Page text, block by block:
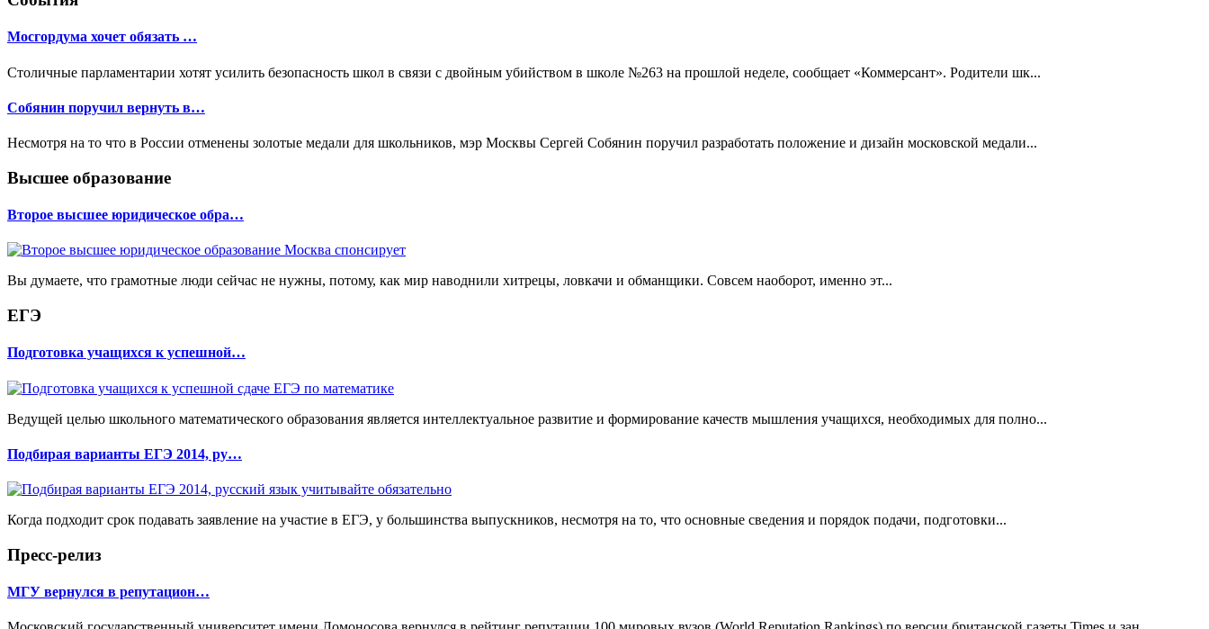
Мосгордума хочет обязать …
Столичные парламентарии хотят усилить безопасность школ в связи с двойным убийством в школе №263 на прошлой неделе, сообщает «Коммерсант». Родители шк...
Собянин поручил вернуть в…
Несмотря на то что в России отменены золотые медали для школьников, мэр Москвы Сергей Собянин поручил разработать положение и дизайн московской медали...
Высшее образование
Второе высшее юридическое обра…
Вы думаете, что грамотные люди сейчас не нужны, потому, как мир наводнили хитрецы, ловкачи и обманщики. Совсем наоборот, именно эт...
ЕГЭ
Подготовка учащихся к успешной…
Ведущей целью школьного математического образования является интеллектуальное развитие и формирование качеств мышления учащихся, необходимых для полно...
Подбирая варианты ЕГЭ 2014, ру…
Когда подходит срок подавать заявление на участие в ЕГЭ, у большинства выпускников, несмотря на то, что основные сведения и порядок подачи, подготовки...
Пресс-релиз
МГУ вернулся в репутацион…